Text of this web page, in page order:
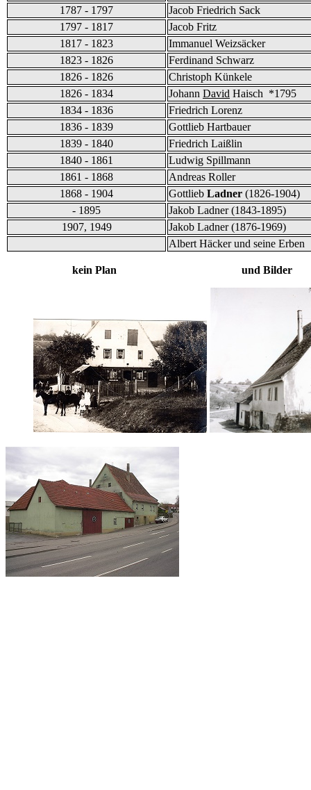
1787 - 1797
Jacob Friedrich Sack
1797 - 1817
Jacob Fritz
1817 - 1823
Immanuel Weizsäcker
1823 - 1826
Ferdinand Schwarz
1826 - 1826
Christoph Künkele
1826 - 1834
Johann David Haisch *1795
1834 - 1836
Friedrich Lorenz
1836 - 1839
Gottlieb Hartbauer
1839 - 1840
Friedrich Laißlin
1840 - 1861
Ludwig Spillmann
1861 - 1868
Andreas Roller
1868 - 1904
Gottlieb Ladner (1826-1904)
- 1895
Jakob Ladner (1843-1895)
1907, 1949
Jakob Ladner (1876-1969)
Albert Häcker und seine Erben
kein Plan und Bilder